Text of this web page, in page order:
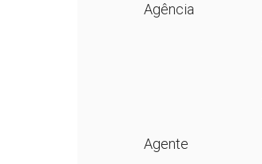
Agência
Agente